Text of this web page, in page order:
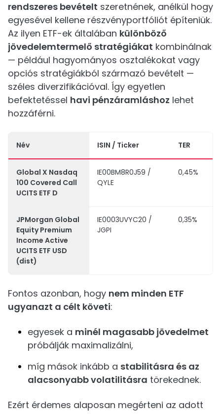
rendszeres bevételt szeretnének, anélkül hogy
egyesével kellene részvényportfóliót építeniük.
Az ilyen ETF-ek általában különböző
jövedelemtermelő stratégiákat kombinálnak
— például hagyományos osztalékokat vagy
opciós stratégiákból származó bevételt —
széles diverzifikációval. Így egyetlen
befektetéssel havi pénzáramláshoz lehet
hozzáférni.
Név ISIN / Ticker TER
Global X Nasdaq
100 Covered Call
UCITS ETF D
IE00BM8R0J59 /
QYLE
0,45%
JPMorgan Global
Equity Premium
Income Active
UCITS ETF USD
(dist)
IE0003UVYC20 /
JGPI
0,35%
Fontos azonban, hogy nem minden ETF
ugyanazt a célt követi:
egyesek a minél magasabb jövedelmet
próbálják maximalizálni,
míg mások inkább a stabilitásra és az
alacsonyabb volatilitásra törekednek.
Ezért érdemes alaposan megérteni az adott